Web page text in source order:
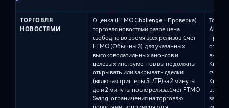
ТОРГОВЛЯ
НОВОСТЯМИ
Оценка (FTMO Challenge + Проверка):
торговля новостями разрешена
свободно во время всех релизов.Счёт
FTMO (Обычный): для указанных
высоковолатильных анонсов и
целевых инструментов вы не должны
открывать или закрывать сделки
(включая триггеры SL/TP) за 2 минуты
до и 2 минуты после релиза.Счёт FTMO
Swing: ограничения на торговлю
Alpha